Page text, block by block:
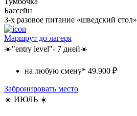
Бассейн
3-х разовое питание «шведский стол»
Маршрут до лагеря
☀️"entry level"- 7 дней☀️
на любую смену* 49.900 ₽
Забронировать место
☀️ ИЮЛЬ ☀️